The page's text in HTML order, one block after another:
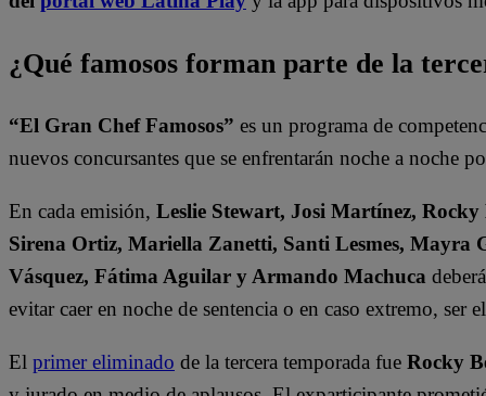
¿Qué famosos forman parte de la
“El Gran Chef Famosos” es un programa de
nuevos concursantes que se enfrentarán noche a noche
En cada emisión, Leslie Stewart, Josi Martínez, Rocky
Sirena Ortiz, Mariella Zanetti, Santi Lesmes, Mayra
Vásquez, Fátima Aguilar y Armando Machuca
evitar caer en noche de sentencia o en caso extremo, ser
El primer eliminado de la tercera temporada fue Rocky